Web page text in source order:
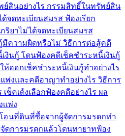
ย์สินอย่างไร กรรมสิทธิ์ในทรัพย์สิน
จดทะเบียนสมรส ฟ้องเรียก
ริยาไม่ได้จดทะเบียนสมรส
มีความผิดหรือไม่ วิธีการต่อสู้คดี
งินกู้ โดนฟ้องคดีเช็คชำระหนี้เงินกู้
ห้ออกเช็คชำระหนี้เงินกู้ทำอย่างไร
พ่งและคดีอาญาทำอย่างไร วิธีการ
ช็คเด้งเลือกฟ้องคดีอย่างไร ผล
แพ่ง
อนที่ดินที่ซื้อจากผู้จัดการมรดกทำ
ดการมรดกแล้วโดนทายาทฟ้อง